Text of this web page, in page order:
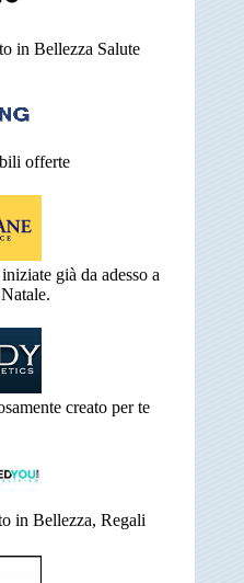
in Bellezza Salute
offerte
già da adesso a
creato per te
in Bellezza, Regali